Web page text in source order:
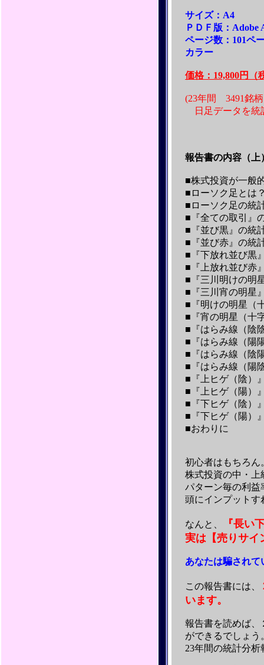
サイズ：A4
ＰＤＦ版：Adobe
ページ数：101ペ
カラー
価格：19,800円（
(23年間 3491銘
日足データを統
報告書の内容（上
■株式投資が一般
■ローソク足とは
■ローソク足の統
■『全ての取引』
■『並び黒』の統
■『並び赤』の統
■『下放れ並び黒
■『上放れ並び赤
■『三川明けの明
■『三川宵の明星
■『明けの明星（
■『宵の明星（十
■『はらみ線（陰
■『はらみ線（陽
■『はらみ線（陰
■『はらみ線（陽
■『上ヒゲ（陰）
■『上ヒゲ（陽）
■『下ヒゲ（陰）
■『下ヒゲ（陽）
■おわりに
初心者はもちろん
株式投資の中・上
パターン毎の利益
頭にインプットす
なんと、
『長い
実は【売りサイ
あなたは騙され
この報告書には、
います。
報告書を読めば、
ができるでしょう
23年間の統計分析